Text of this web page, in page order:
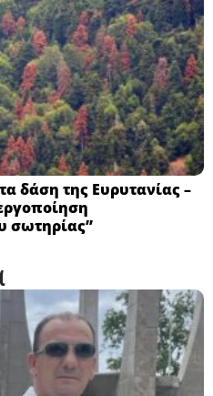
δάση της Ευρυτανίας –
σωτηρίας”